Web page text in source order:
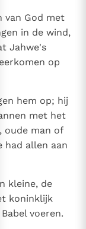
van God met
in de wind,
Jahwe's
op
hem op; hij
met het
oude man of
had allen aan
kleine, de
koninklijk
voeren.